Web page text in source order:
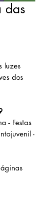
das
luzes
dos
- Festas
-